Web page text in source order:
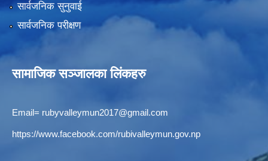
सार्वजनिक सुनुवाई
सार्वजनिक परीक्षण
सामाजिक सञ्जालका लिंकहरु
Email= rubyvalleymun2017@gmail.com
https://www.facebook.com/rubivalleymun.gov.np